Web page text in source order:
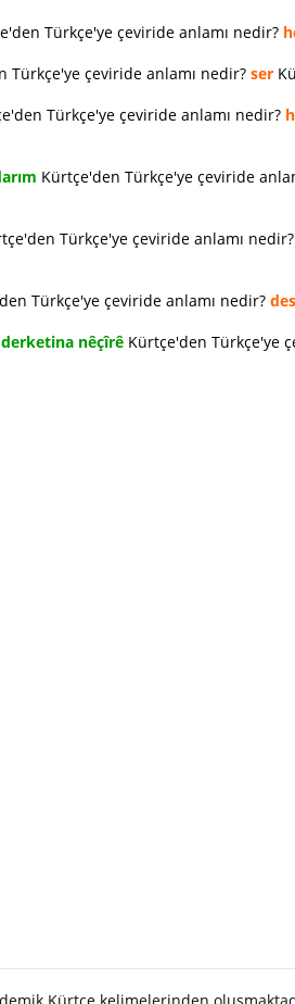
Türkçe'ye çeviride anlamı nedir?
Türkçe'ye çeviride anlamı nedir? ser
Türkçe'ye çeviride anlamı nedir?
Kürtçe'den Türkçe'ye çeviride
Türkçe'ye çeviride anlamı nedir?
Türkçe'ye çeviride anlamı nedir?
derketina nêçîrê Kürtçe'den Türkçe'ye